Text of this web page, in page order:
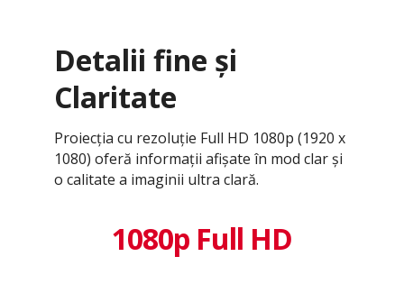
Detalii fine și
Claritate
Proiecția cu rezoluție Full HD 1080p (1920 x
1080) oferă informații afișate în mod clar și
o calitate a imaginii ultra clară.
1080p Full HD